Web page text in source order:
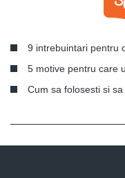
9 intrebuintari pentru
5 motive pentru care
Cum sa folosesti si